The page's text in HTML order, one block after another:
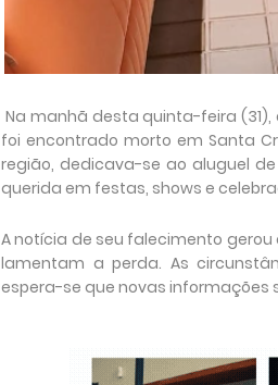
Na manhã desta quinta-feira
foi encontrado morto em Santa
região, dedicava-se ao aluguel
querida em festas, shows e
A notícia de seu falecimento
lamentam a perda. As
espera-se que novas informações